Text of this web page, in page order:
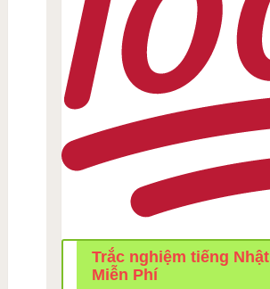
Trắc nghiệm tiếng Nhật
Miễn Phí